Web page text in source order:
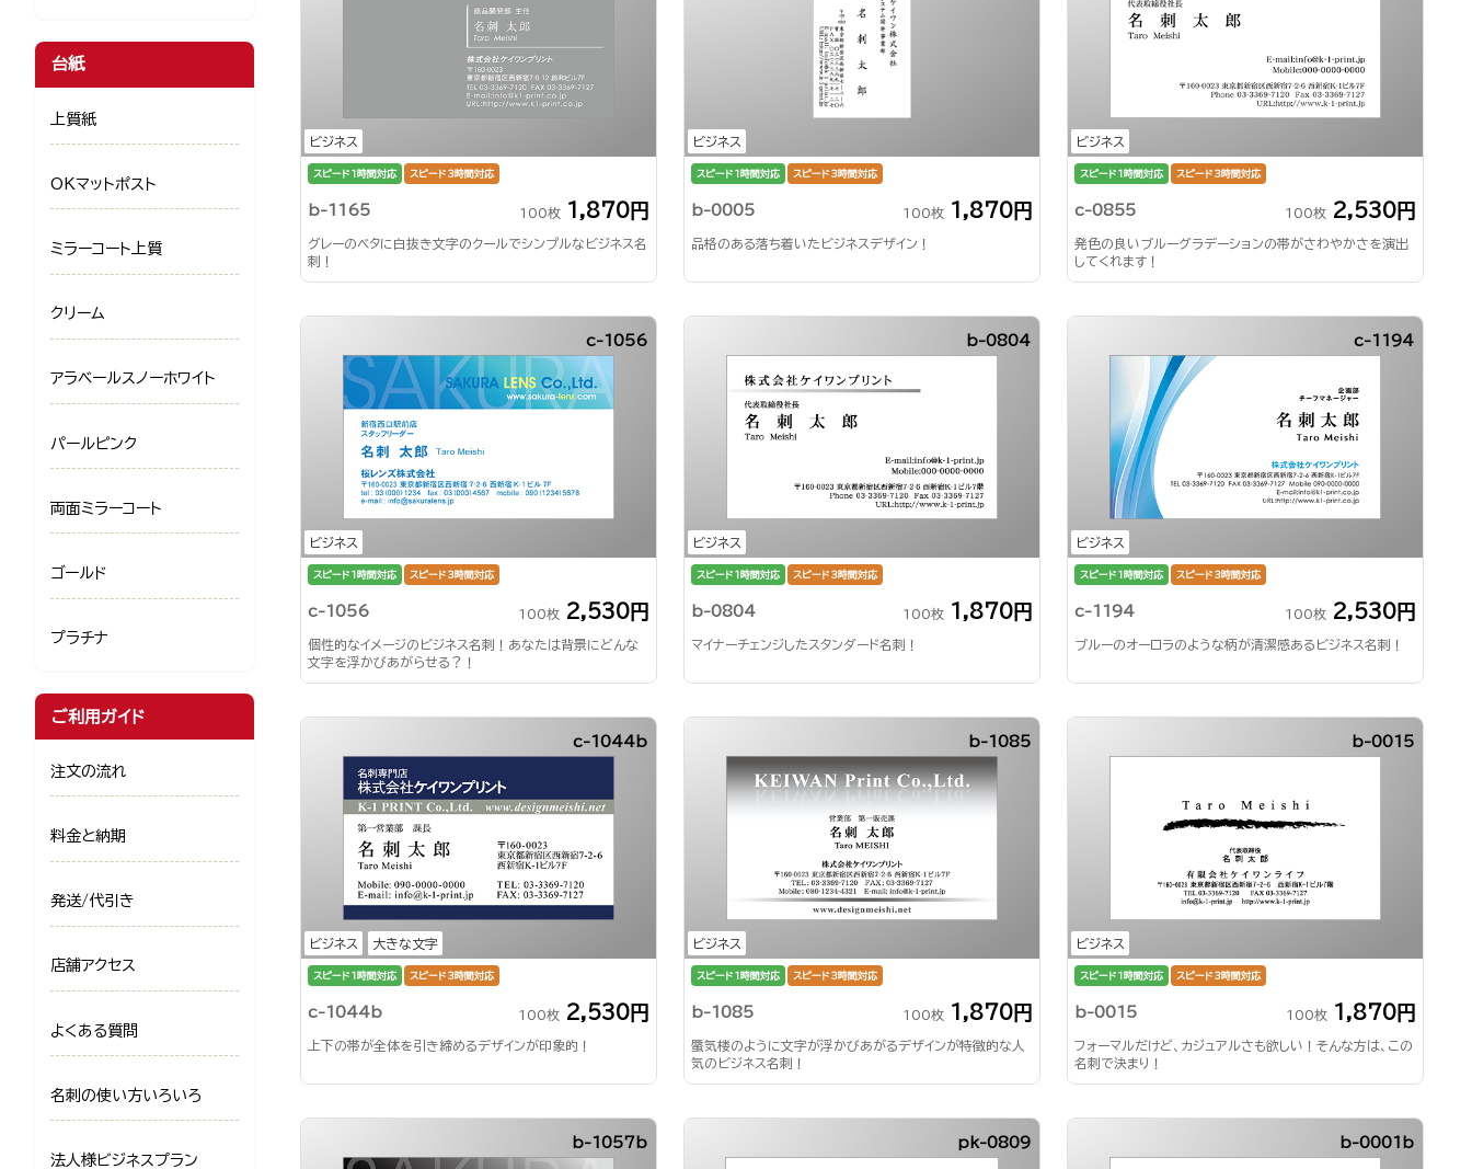
ビジネス
スピード1時間対応 スピード3時間対応
b-1165 100枚 1,870円
グレーのベタに白抜き文字のクールでシンプルなビジネス名
刺！
ビジネス
スピード1時間対応 スピード3時間対応
b-0005 100枚 1,870円
品格のある落ち着いたビジネスデザイン！
ビジネス
スピード1時間対応 スピード3時間対応
c-0855 100枚 2,530円
発色の良いブルーグラデーションの帯がさわやかさを演出
してくれます！
ビジネス
c-1056
スピード1時間対応 スピード3時間対応
c-1056 100枚 2,530円
個性的なイメージのビジネス名刺！あなたは背景にどんな
文字を浮かびあがらせる？！
ビジネス
b-0804
スピード1時間対応 スピード3時間対応
b-0804 100枚 1,870円
マイナーチェンジしたスタンダード名刺！
ビジネス
c-1194
スピード1時間対応 スピード3時間対応
c-1194 100枚 2,530円
ブルーのオーロラのような柄が清潔感あるビジネス名刺！
ビジネス 大きな文字
c-1044b
スピード1時間対応 スピード3時間対応
c-1044b 100枚 2,530円
上下の帯が全体を引き締めるデザインが印象的！
ビジネス
b-1085
スピード1時間対応 スピード3時間対応
b-1085 100枚 1,870円
蜃気楼のように文字が浮かびあがるデザインが特徴的な人
気のビジネス名刺！
ビジネス
b-0015
スピード1時間対応 スピード3時間対応
b-0015 100枚 1,870円
フォーマルだけど、カジュアルさも欲しい！そんな方は、この
名刺で決まり！
b-1057b pk-0809 b-0001b
台紙
上質紙
OKマットポスト
ミラーコート上質
クリーム
アラベールスノーホワイト
パールピンク
両面ミラーコート
ゴールド
プラチナ
ご利用ガイド
注文の流れ
料金と納期
発送/代引き
店舗アクセス
よくある質問
名刺の使い方いろいろ
法人様ビジネスプラン